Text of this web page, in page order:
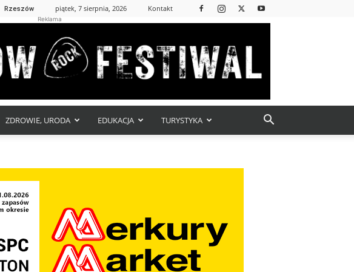
Rzeszów piątek, 7 sierpnia, 2026 Kontakt
Reklama
ZDROWIE, URODA EDUKACJA TURYSTYKA